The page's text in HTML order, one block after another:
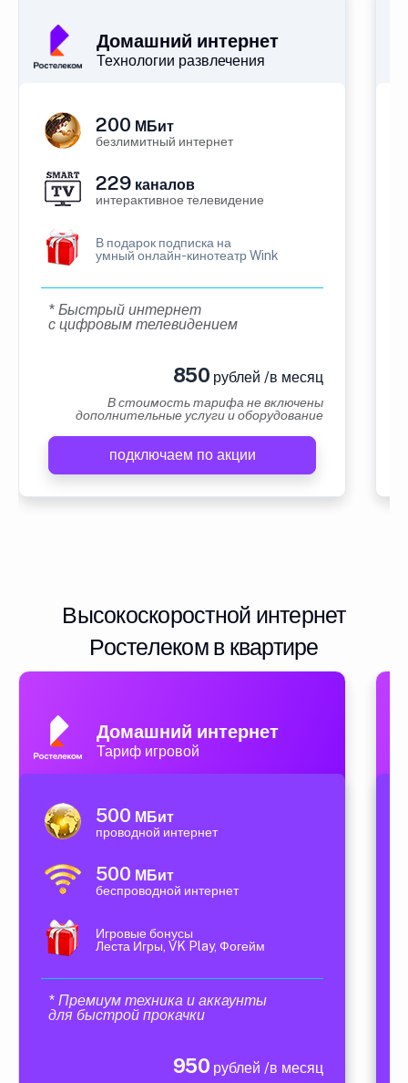
Домашний интернет
Технологии развлечения
200 МБит
безлимитный интернет
229 каналов
интерактивное телевидение
В подарок подписка на
умный онлайн-кинотеатр Wink
* Быстрый интернет
с цифровым телевидением
850 рублей /в месяц
В стоимость тарифа не включены
дополнительные услуги и оборудование
подключаем по акции
Высокоскоростной интернет
Ростелеком в квартире
Домашний интернет
Тариф игровой
500 МБит
проводной интернет
500 МБит
беспроводной интернет
Игровые бонусы
Леста Игры, VK Play, Фогейм
* Премиум техника и аккаунты
для быстрой прокачки
950 рублей /в месяц